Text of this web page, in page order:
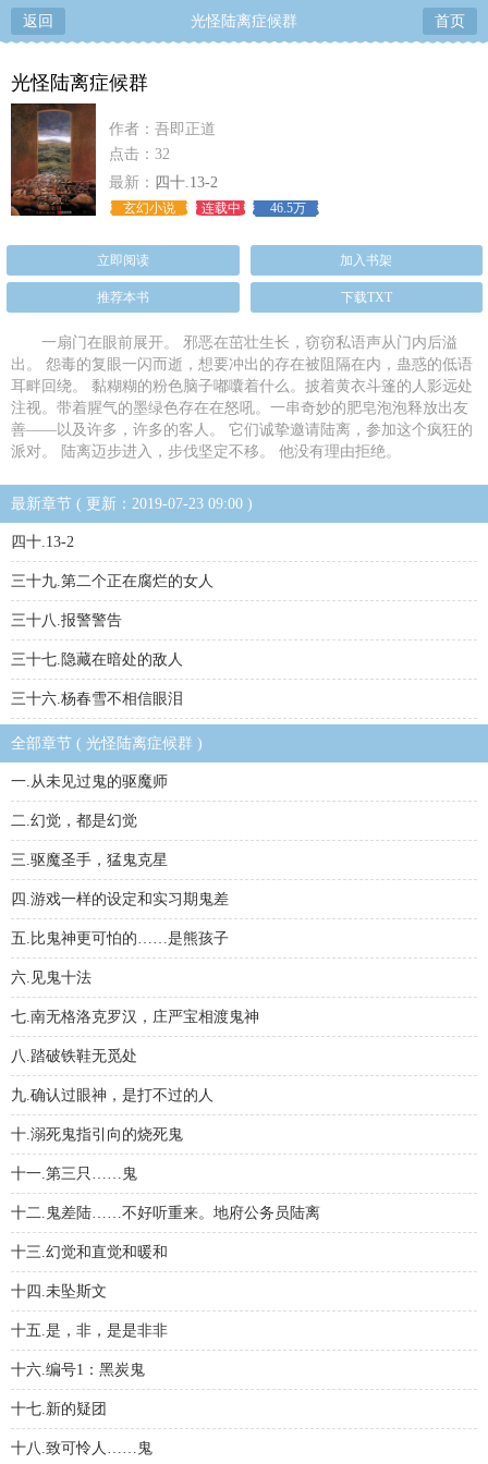
返回 光怪陆离症候群 首页
光怪陆离症候群
作者：吾即正道
点击：32
最新： 四十.13-2
玄幻小说 连载中 46.5万
立即阅读 加入书架
推荐本书 下载TXT
一扇门在眼前展开。 邪恶在茁壮生长，窃窃私语声从门内后溢
出。 怨毒的复眼一闪而逝，想要冲出的存在被阻隔在内，蛊惑的低语
耳畔回绕。 黏糊糊的粉色脑子嘟囔着什么。披着黄衣斗篷的人影远处
注视。带着腥气的墨绿色存在在怒吼。一串奇妙的肥皂泡泡释放出友
善——以及许多，许多的客人。 它们诚挚邀请陆离，参加这个疯狂的
派对。 陆离迈步进入，步伐坚定不移。 他没有理由拒绝。
最新章节 ( 更新：2019-07-23 09:00 )
四十.13-2
三十九.第二个正在腐烂的女人
三十八.报警警告
三十七.隐藏在暗处的敌人
三十六.杨春雪不相信眼泪
全部章节 ( 光怪陆离症候群 )
一.从未见过鬼的驱魔师
二.幻觉，都是幻觉
三.驱魔圣手，猛鬼克星
四.游戏一样的设定和实习期鬼差
五.比鬼神更可怕的……是熊孩子
六.见鬼十法
七.南无格洛克罗汉，庄严宝相渡鬼神
八.踏破铁鞋无觅处
九.确认过眼神，是打不过的人
十.溺死鬼指引向的烧死鬼
十一.第三只……鬼
十二.鬼差陆……不好听重来。地府公务员陆离
十三.幻觉和直觉和暖和
十四.未坠斯文
十五.是，非，是是非非
十六.编号1：黑炭鬼
十七.新的疑团
十八.致可怜人……鬼